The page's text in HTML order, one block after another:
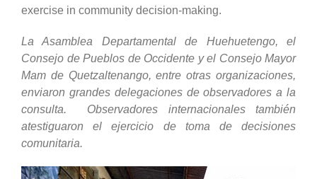
exercise in community decision-making.
La Asamblea Departamental de Huehuetengo, el
Consejo de Pueblos de Occidente y el Consejo Mayor
Mam de Quetzaltenango, entre otras organizaciones,
enviaron grandes delegaciones de observadores a la
consulta. Observadores internacionales también
atestiguaron el ejercicio de toma de decisiones
comunitaria.